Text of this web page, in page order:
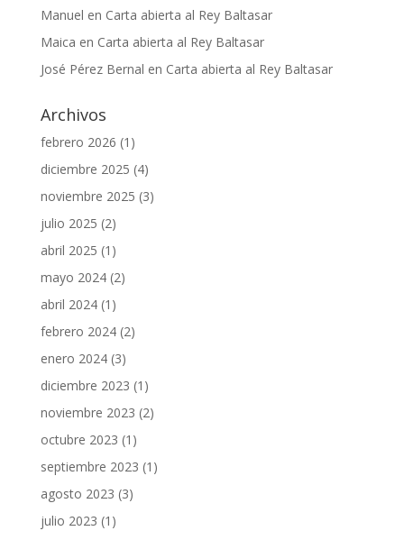
Manuel en Carta abierta al Rey Baltasar
Maica en Carta abierta al Rey Baltasar
José Pérez Bernal en Carta abierta al Rey Baltasar
Archivos
febrero 2026 (1)
diciembre 2025 (4)
noviembre 2025 (3)
julio 2025 (2)
abril 2025 (1)
mayo 2024(2)
abril 2024(1)
febrero 2024(2)
enero 2024(3)
diciembre 2023 (1)
noviembre 2023 (2)
octubre 2023 (1)
septiembre 2023 (1)
agosto 2023 (3)
julio 2023 (1)